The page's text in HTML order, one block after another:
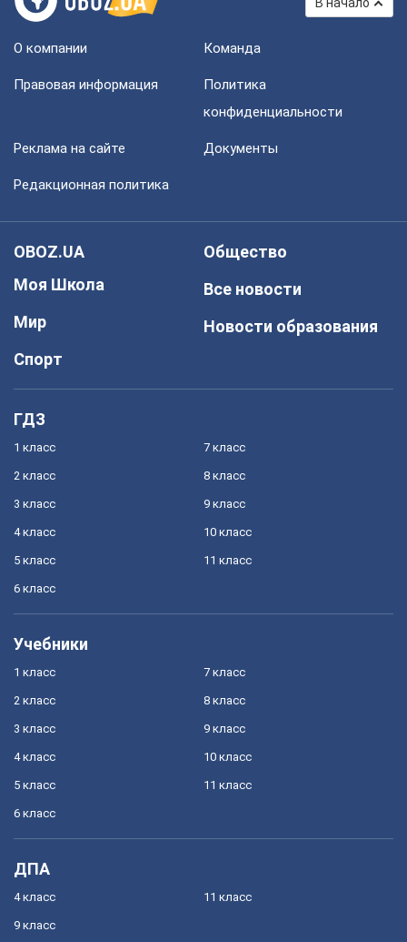
О компании Команда
Правовая информация
Политика
конфиденциальности
Реклама на сайте Документы
Редакционная политика
OBOZ.UA
Моя Школа
Мир
Спорт
Общество
Все новости
Новости образования
ГДЗ
1 класс
2 класс
3 класс
4 класс
5 класс
6 класс
7 класс
8 класс
9 класс
10 класс
11 класс
Учебники
1 класс
2 класс
3 класс
4 класс
5 класс
6 класс
7 класс
8 класс
9 класс
10 класс
11 класс
ДПА
4 класс
9 класс
11 класс